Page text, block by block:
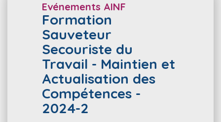
Evénements AINF
Formation
Sauveteur
Secouriste du
Travail - Maintien et
Actualisation des
Compétences -
2024-2